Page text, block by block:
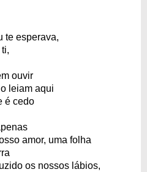
te esperava,
ouvir
leiam aqui
é cedo
amor, uma folha
os nossos lábios,